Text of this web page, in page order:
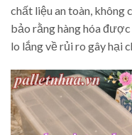
chất liệu an toàn, không
bảo rằng hàng hóa
lo lắng về rủi ro gây hại